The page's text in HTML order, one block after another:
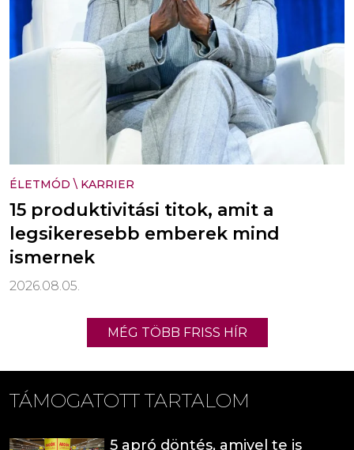
ÉLETMÓD \ KARRIER
15 produktivitási titok, amit a
legsikeresebb emberek mind
ismernek
2026.08.05.
MÉG TÖBB FRISS HÍR
TÁMOGATOTT TARTALOM
5 apró döntés, amivel te is